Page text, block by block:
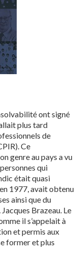
ont signé
plus tard
de
Ce
genre au pays a vu
qui
était quasi
1977, avait obtenu
ainsi que du
Brazeau. Le
il s’appelait à
et permis aux
former et plus